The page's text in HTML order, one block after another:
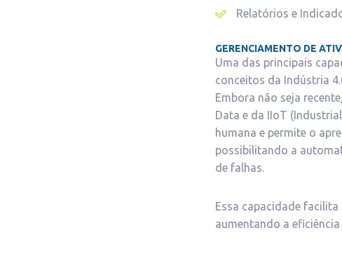
Relatórios e
GERENCIAMENTO DE
Uma das principais
conceitos da Indústria
Embora não seja
Data e da IIoT
humana e permite o
possibilitando a
de falhas.
Essa capacidade
aumentando a